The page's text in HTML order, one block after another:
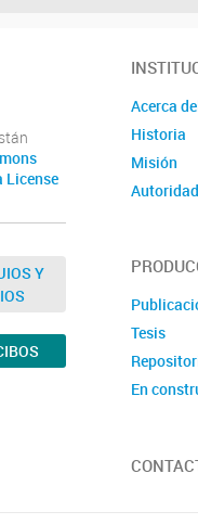
License
Y
Acerca
Historia
Misión
Tesis
En